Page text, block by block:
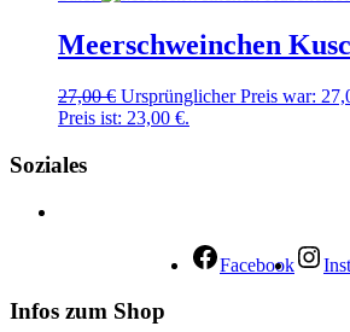
Meerschweinchen
27,00€ Ursprünglicher Preis war:
Preis ist: 23,00 €.
Soziales
Facebook
Infos zum Shop